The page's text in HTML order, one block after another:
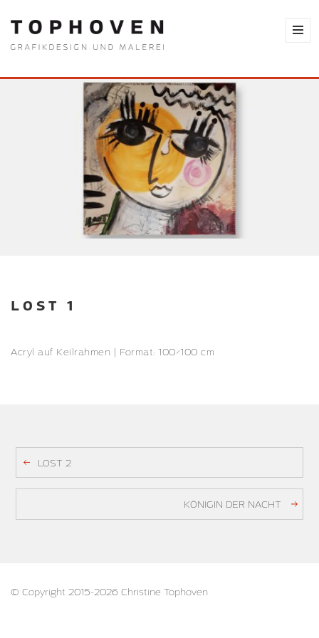
LOST 1
Acryl auf Keilrahmen | Format: 100×100 cm
LOST 2
KÖNIGIN DER NACHT
© Copyright 2015-2026 Christine Tophoven